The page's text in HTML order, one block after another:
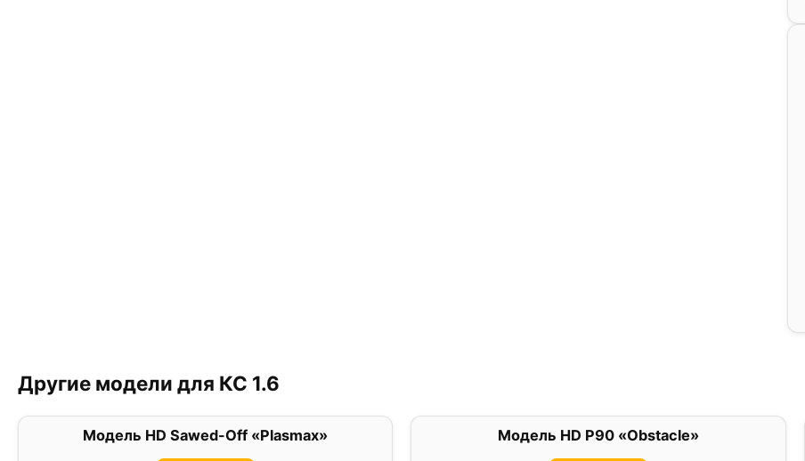
Другие модели для КС 1.6
Модель HD Sawed-Off «Plasmax» Модель HD P90 «Obstacle»